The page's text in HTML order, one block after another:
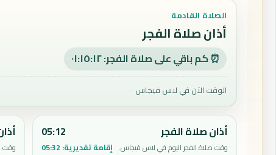
الصلاة القادمة
أذان صلاة الفجر
⏰ كم باقي على صلاة الفجر: ٠١:١٥:١١
الوقت الآن في لاس فيجاس
أذان صلاة الفجر
وقت صلاة الفجر اليوم في لاس فيجاس.
05:12
إقامة تقديرية: 05:32 وقت